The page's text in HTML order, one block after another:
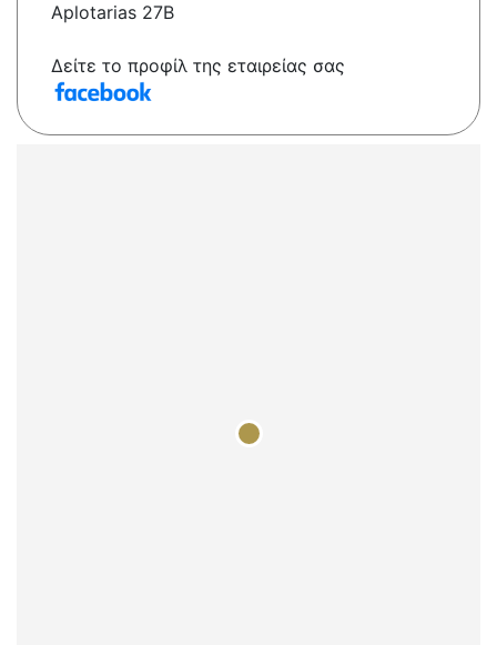
Aplotarias 27B
Δείτε το προφίλ της εταιρείας σας